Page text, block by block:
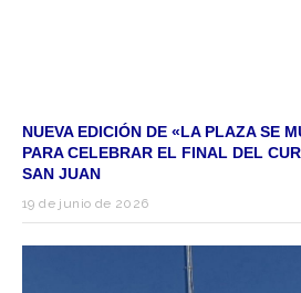
NUEVA EDICIÓN DE «LA PLAZA SE
PARA CELEBRAR EL FINAL DEL
SAN JUAN
19 de junio de 2026